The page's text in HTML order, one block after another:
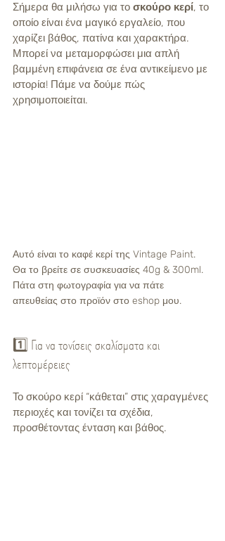
Σήμερα θα μιλήσω για το σκούρο κερί, το
οποίο είναι ένα μαγικό εργαλείο, που
χαρίζει βάθος, πατίνα και χαρακτήρα.
Μπορεί να μεταμορφώσει μια απλή
βαμμένη επιφάνεια σε ένα αντικείμενο με
ιστορία! Πάμε να δούμε πώς
χρησιμοποιείται.
Αυτό είναι το καφέ κερί της Vintage Paint.
Θα το βρείτε σε συσκευασίες 40g & 300ml.
Πάτα στη φωτογραφία για να πάτε
απευθείας στο προϊόν στο eshop μου.
1️⃣ Για να τονίσεις σκαλίσματα και
λεπτομέρειες
Το σκούρο κερί “κάθεται” στις χαραγμένες
περιοχές και τονίζει τα σχέδια,
προσθέτοντας ένταση και βάθος.